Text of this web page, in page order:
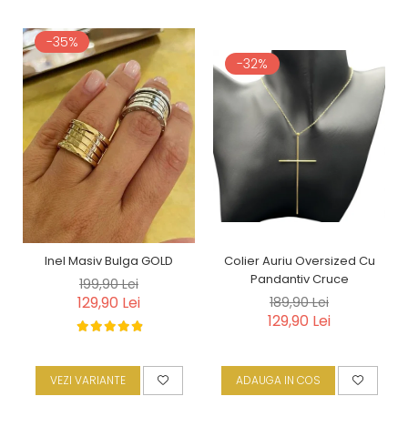
-35%
Inel Masiv Bulga GOLD
199,90 Lei
129,90 Lei
VEZI VARIANTE
-32%
Colier Auriu Oversized Cu
Pandantiv Cruce
189,90 Lei
129,90 Lei
ADAUGA IN COS